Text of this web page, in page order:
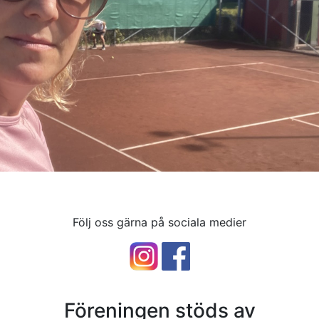
Följ oss gärna på sociala medier
Föreningen stöds av